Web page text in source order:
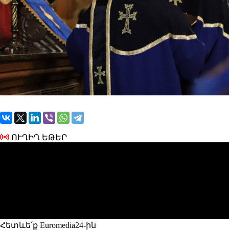
ՈՒՂԻՂ ԵԹԵՐ
Հետևե՛ք Euromedia24-ին